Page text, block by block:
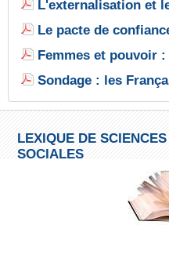
L'externalisation et
Le pacte de
Femmes et pouvoir
Sondage : les
LEXIQUE DE
SOCIALES